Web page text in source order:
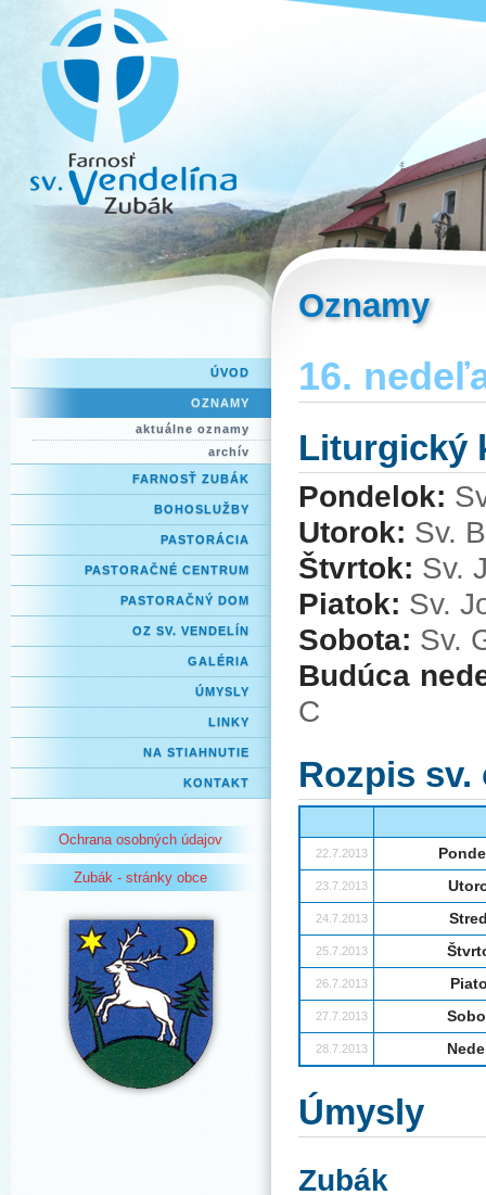
ÚVOD
OZNAMY
aktuálne oznamy
archív
FARNOSŤ ZUBÁK
BOHOSLUŽBY
PASTORÁCIA
PASTORAČNÉ CENTRUM
PASTORAČNÝ DOM
OZ SV. VENDELÍN
GALÉRIA
ÚMYSLY
LINKY
NA STIAHNUTIE
KONTAKT
Ochrana osobných údajov
Zubák - stránky obce
Oznamy
16.
Liturgický
Pondelok:
Utorok: Sv.
Štvrtok: Sv.
Piatok: Sv.
Sobota: Sv.
Budúca
C
Rozpis sv.
22.7.2013
23.7.2013
24.7.2013
25.7.2013
26.7.2013
27.7.2013
28.7.2013
Úmysly
Zubák